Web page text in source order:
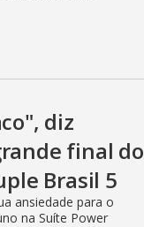
diz
final do
Brasil 5
ansiedade para o
na Suíte Power